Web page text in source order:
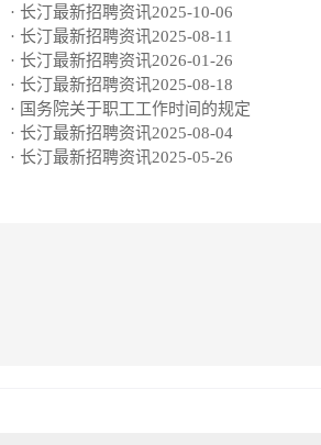
· 长汀最新招聘资讯2025-10-06
· 长汀最新招聘资讯2025-08-11
· 长汀最新招聘资讯2026-01-26
· 长汀最新招聘资讯2025-08-18
· 国务院关于职工工作时间的规定
· 长汀最新招聘资讯2025-08-04
· 长汀最新招聘资讯2025-05-26